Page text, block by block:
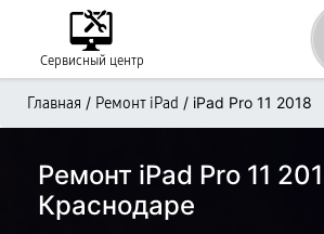
Сервисный центр
Главная / Ремонт iPad / iPad Pro 11 2018
Ремонт iPad Pro 11
Краснодаре